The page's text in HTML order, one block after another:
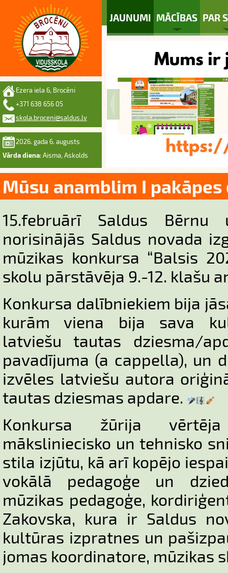
JAUNUMI MĀCĪBAS PAR
Ezera iela 6, Brocēni
+371 638 656 05
skola.broceni@saldus.lv
2026. gada 6. augusts
Vārda diena: Aisma, Askolds
Mūsu anamblim I
15.februārī Saldus
norisinājās Saldus novada
mūzikas konkursa “Balsis
skolu pārstāvēja 9.-12. klašu
Konkursa dalībniekiem bija
kurām viena bija sava
latviešu tautas dziesma/
pavadījuma (a cappella), un
izvēles latviešu autora
tautas dziesmas apdare.
Konkursa žūrija
māksliniecisko un tehnisko
stila izjūtu, kā arī kopējo
vokālā pedagoģe un
mūzikas pedagoģe,
Zakovska, kura ir Saldus
kultūras izpratnes un
jomas koordinatore, mūzikas